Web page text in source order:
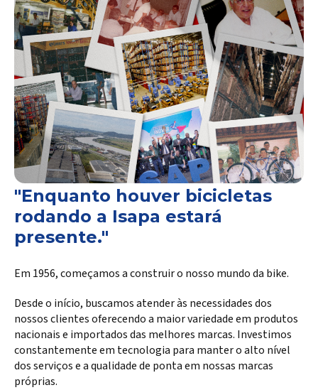
"Enquanto houver bicicletas
rodando a Isapa estará
presente."
Em 1956, começamos a construir o nosso mundo da bike.
Desde o início, buscamos atender às necessidades dos
nossos clientes oferecendo a maior variedade em produtos
nacionais e importados das melhores marcas. Investimos
constantemente em tecnologia para manter o alto nível
dos serviços e a qualidade de ponta em nossas marcas
próprias.